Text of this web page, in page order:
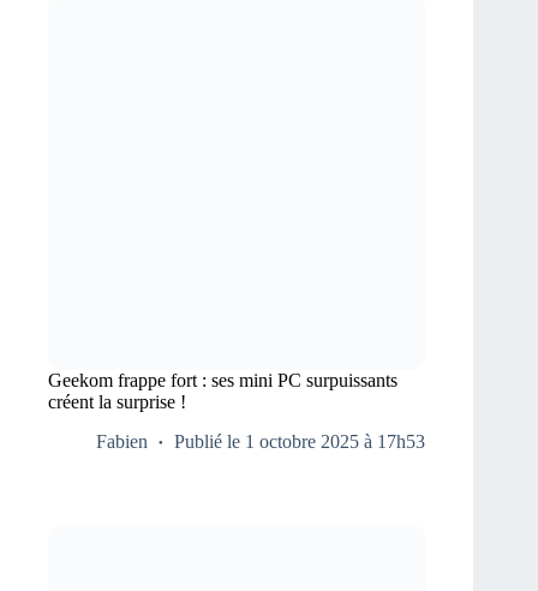
Geekom frappe fort : ses mini PC surpuissants
créent la surprise !
Fabien
Publié le 1 octobre 2025 à 17h53